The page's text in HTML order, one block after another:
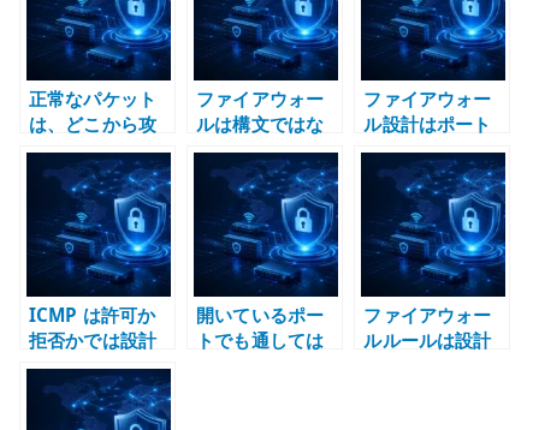
正常なパケット
は、どこから攻
撃になるのか –
通信量と資源か
ら考えるファイ
アウォール設計
ファイアウォー
ルは構文ではな
く、通信制御の
抽象化で理解す
ファイアウォー
ル設計はポート
番号から始めな
い – 正常な通信
の条件から破棄
対象を逆算する
ICMP は許可か
拒否かでは設計
できない – IPv4
/ IPv6 制御通信
の成立条件
開いているポー
トでも通しては
ファイアウォー
ルルールは設計